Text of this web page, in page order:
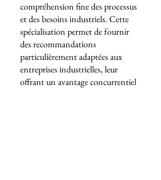
compréhension fine des processus
et des besoins industriels. Cette
spécialisation permet de fournir
des recommandations
particulièrement adaptées aux
entreprises industrielles, leur
offrant un avantage concurrentiel